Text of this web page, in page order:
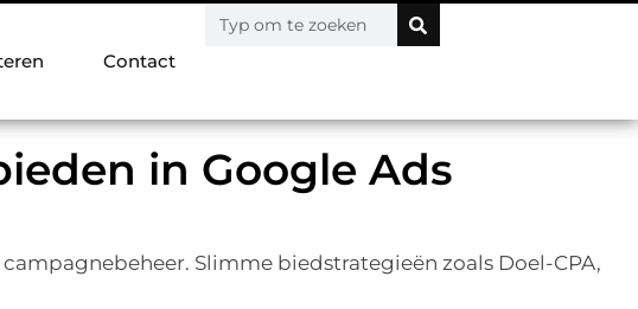
Contact
in Google Ads
Slimme biedstrategieën zoals Doel-CPA,